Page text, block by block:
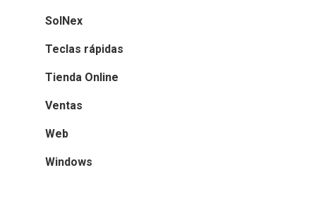
SolNex
Teclas rápidas
Tienda Online
Ventas
Web
Windows